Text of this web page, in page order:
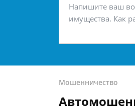
Мошенничество